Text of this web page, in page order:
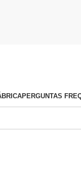
PERGUNTAS